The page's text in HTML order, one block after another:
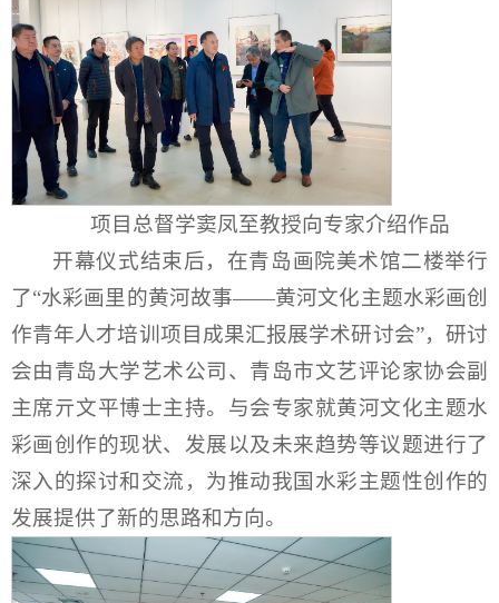
项目总督学窦凤至教授向专家介绍作品
开幕仪式结束后，在青岛画院美术馆二楼举行
了“水彩画里的黄河故事——黄河文化主题水彩画创
作青年人才培训项目成果汇报展学术研讨会”，研讨
会由青岛大学艺术公司、青岛市文艺评论家协会副
主席亓文平博士主持。与会专家就黄河文化主题水
彩画创作的现状、发展以及未来趋势等议题进行了
深入的探讨和交流，为推动我国水彩主题性创作的
发展提供了新的思路和方向。